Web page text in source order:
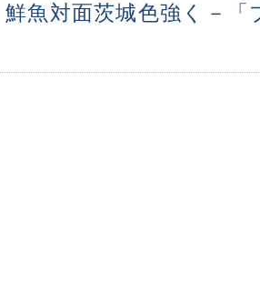
鮮魚対面茨城色強く－